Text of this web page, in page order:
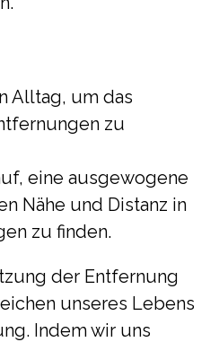
Alltag, um das
zu
eine ausgewogene
Nähe und Distanz in
zu finden.
der Entfernung
unseres Lebens
Indem wir uns